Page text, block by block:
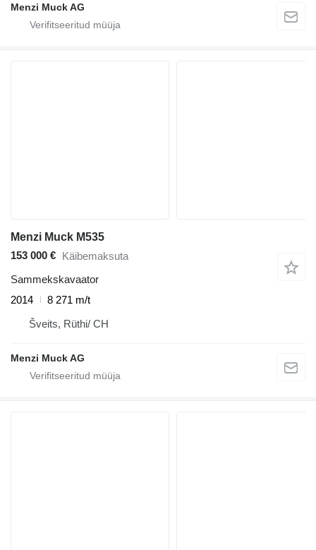
Menzi Muck AG
Menzi Muck M535
153 000 € Käibemaksuta
Sammekskavaator
2014
8 271 m/t
Šveits, Rüthi/ CH
Menzi Muck AG